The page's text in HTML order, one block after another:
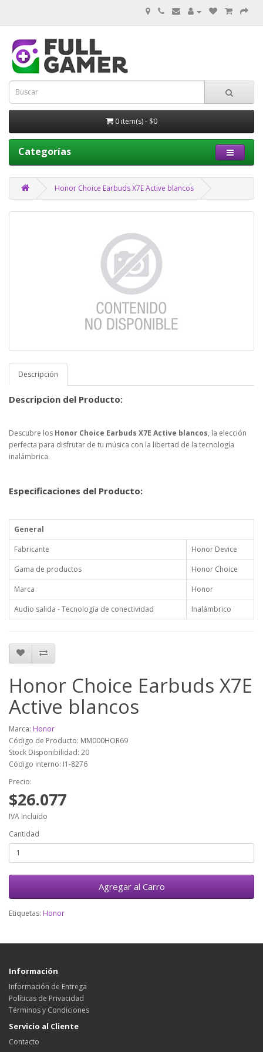
0 item(s) - $0
Categorías
Honor Choice Earbuds X7E Active blancos
Descripción
Descripcion del Producto:
Descubre los Honor Choice Earbuds X7E Active blancos, la elección
perfecta para disfrutar de tu música con la libertad de la tecnología
inalámbrica.
Especificaciones del Producto:
General
Fabricante
Honor Device
Gama de productos
Honor Choice
Marca
Honor
Audio salida - Tecnología de conectividad
Inalámbrico
Honor Choice Earbuds X7E
Active blancos
Marca: Honor
Código de Producto: MM000HOR69
Stock Disponibilidad: 20
Código interno: I1-8276
Precio:
$26.077
IVA Incluido
Cantidad
Agregar al Carro
Etiquetas: Honor
Información
Información de Entrega
Políticas de Privacidad
Términos y Condiciones
Servicio al Cliente
Contacto